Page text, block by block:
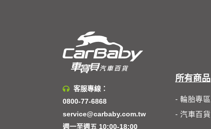
客服專線：
0800-77-6868
service@carbaby.com.tw
週一至週五 10:00-18:00
所有商品
- 輪胎專區
- 汽車百貨